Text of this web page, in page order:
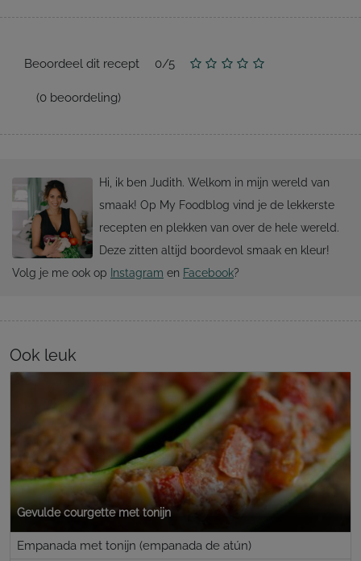
Beoordeel dit recept 0/5
(0 beoordeling)
Hi, ik ben Judith. Welkom in mijn wereld van
smaak! Op My Foodblog vind je de lekkerste
recepten en plekken van over de hele wereld.
Deze zitten altijd boordevol smaak en kleur!
Volg je me ook op Instagram en Facebook?
Ook leuk
Gevulde courgette met tonijn
Empanada met tonijn (empanada de atún)